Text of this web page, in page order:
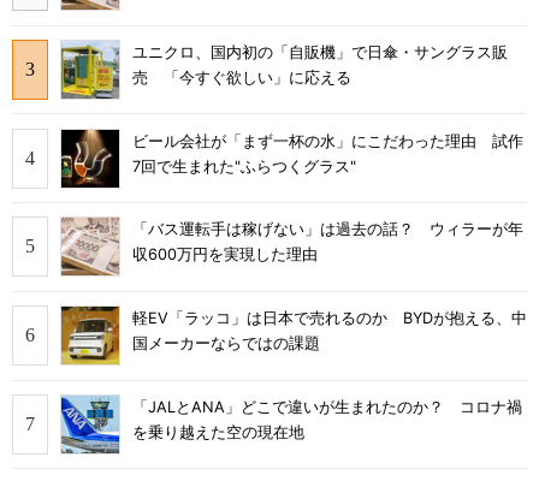
ユニクロ、国内初の「自販機」で日傘・サングラス販
売 「今すぐ欲しい」に応える
ビール会社が「まず一杯の水」にこだわった理由 試作
7回で生まれた"ふらつくグラス"
「バス運転手は稼げない」は過去の話？ ウィラーが年
収600万円を実現した理由
軽EV「ラッコ」は日本で売れるのか BYDが抱える、中
国メーカーならではの課題
「JALとANA」どこで違いが生まれたのか？ コロナ禍
を乗り越えた空の現在地